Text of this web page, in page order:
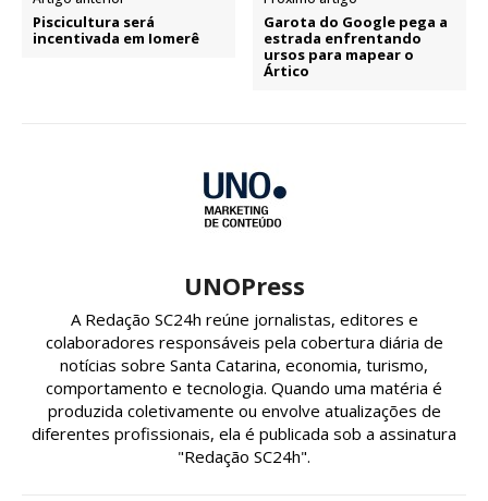
Piscicultura será
incentivada em Iomerê
Garota do Google pega a
estrada enfrentando
ursos para mapear o
Ártico
UNOPress
A Redação SC24h reúne jornalistas, editores e
colaboradores responsáveis pela cobertura diária de
notícias sobre Santa Catarina, economia, turismo,
comportamento e tecnologia. Quando uma matéria é
produzida coletivamente ou envolve atualizações de
diferentes profissionais, ela é publicada sob a assinatura
"Redação SC24h".